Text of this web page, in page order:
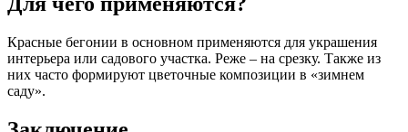
Красные бегонии в основном применяются для украшения
интерьера или садового участка. Реже – на срезку. Также из
них часто формируют цветочные композиции в «зимнем
саду».